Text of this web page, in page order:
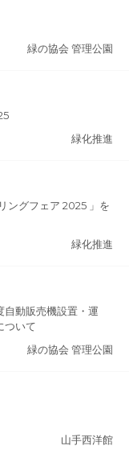
緑の協会 管理公園
緑化推進
ングフェア 2025 」を
緑化推進
動販売機設置・運
ついて
緑の協会 管理公園
山手西洋館